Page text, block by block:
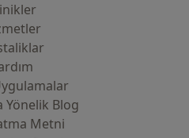
Yönelik Blog
Metni